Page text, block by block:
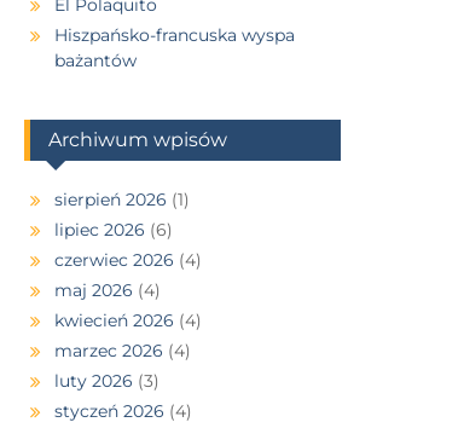
El Polaquito
Hiszpańsko-francuska wyspa
bażantów
Archiwum wpisów
sierpień 2026 (1)
lipiec 2026 (6)
czerwiec 2026 (4)
maj 2026 (4)
kwiecień 2026 (4)
marzec 2026 (4)
luty 2026 (3)
styczeń 2026 (4)